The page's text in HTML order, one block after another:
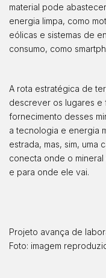
material pode
energia limpa, como
eólicas e sistemas de
consumo, como
A rota estratégica de
descrever os lugares e
fornecimento desses
a tecnologia e energia
estrada, mas, sim, uma
conecta onde o
e para onde ele vai.
Projeto avança de
Foto: imagem